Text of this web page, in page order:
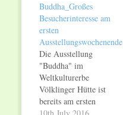
Buddha_Großes
Besucherinteresse am
ersten
Ausstellungswochenende
Die Ausstellung
"Buddha" im
Weltkulturerbe
Völklinger Hütte ist
bereits am ersten